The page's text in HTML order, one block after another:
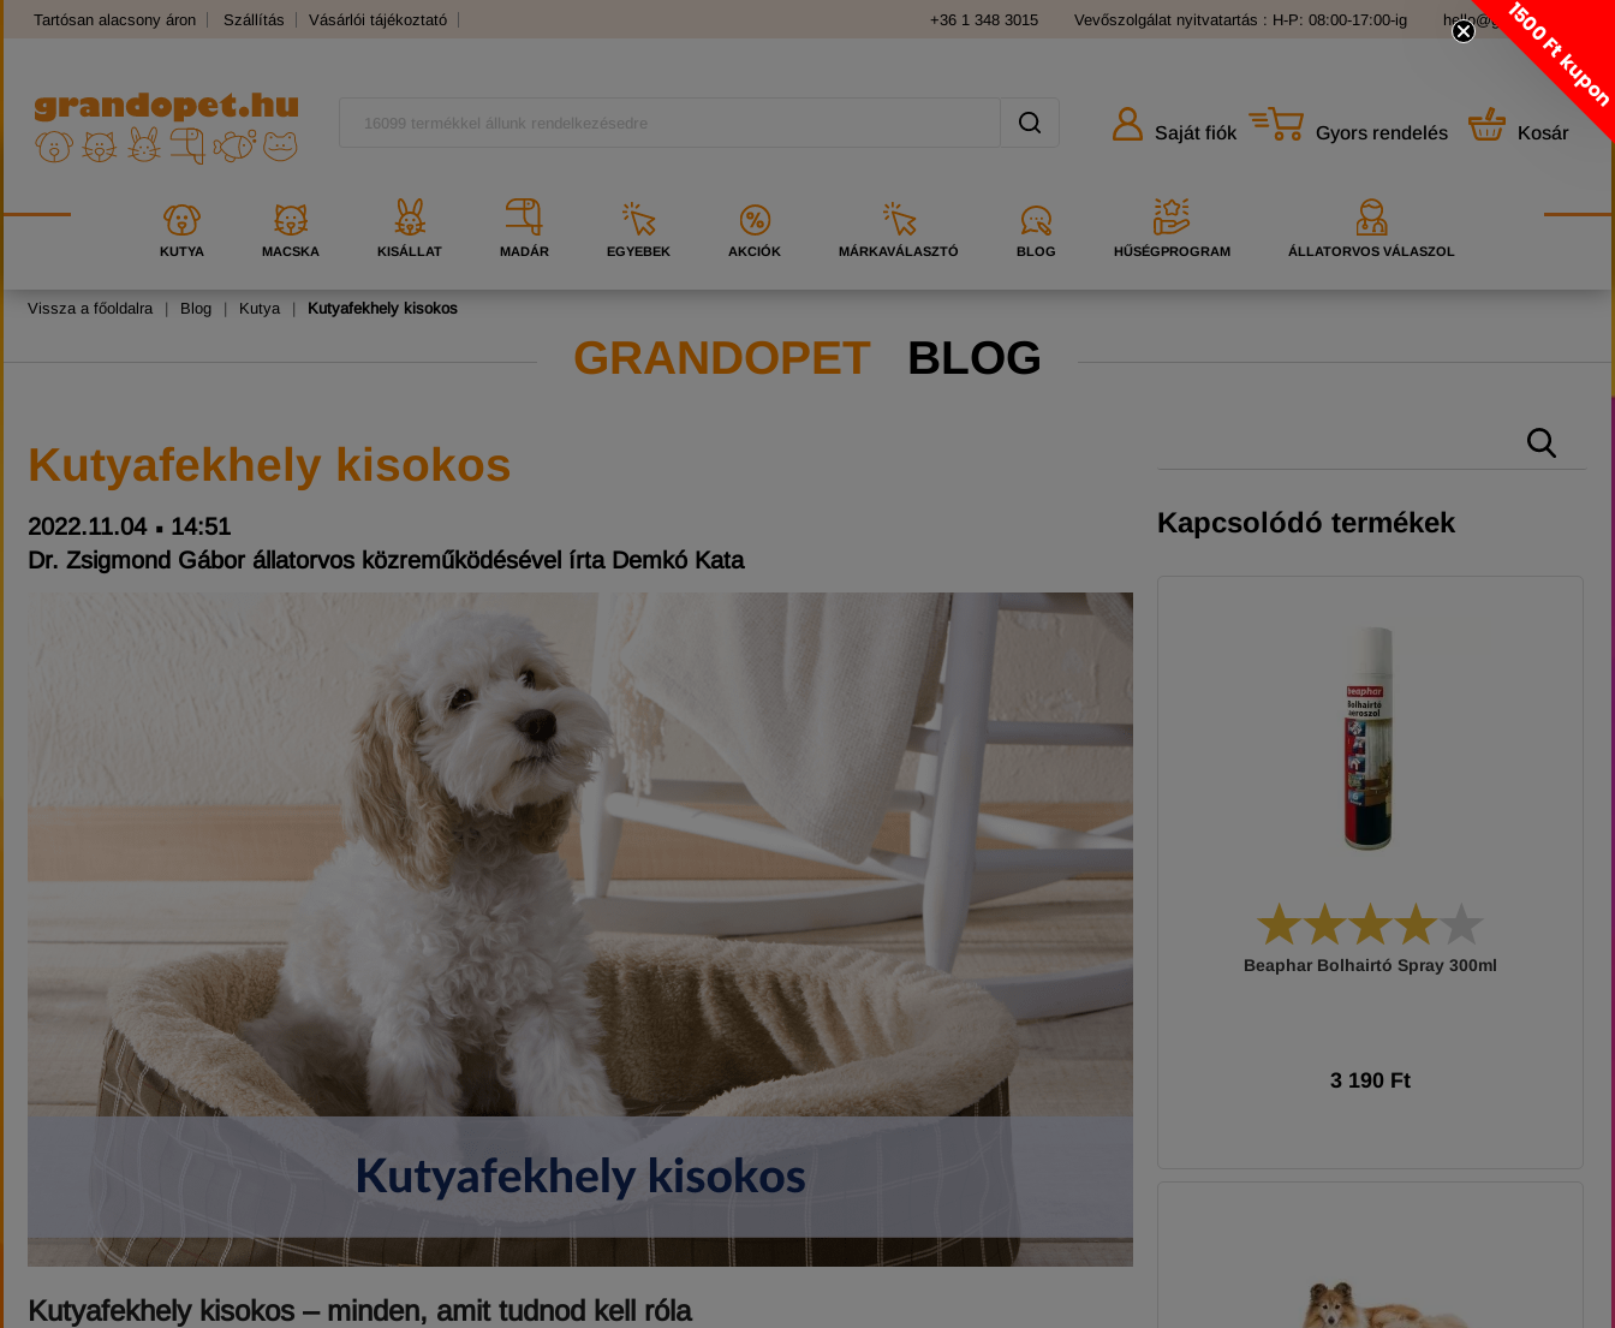
Tartósan alacsony áron Szállítás Vásárlói tájékoztató +36 1 348 3015 Vevőszolgálat nyitvatartás : H-P: 08:00-17:00-ig hello@grandopet.hu
Saját fiók Gyors rendelés Kosár
KUTYA MACSKA KISÁLLAT MADÁR EGYEBEK AKCIÓK MÁRKAVÁLASZTÓ BLOG HŰSÉGPROGRAM ÁLLATORVOS VÁLASZOL
Vissza a főoldalra | Blog | Kutya | Kutyafekhely kisokos
GRANDOPET BLOG
Kutyafekhely kisokos
2022.11.04
14:51
Dr. Zsigmond Gábor állatorvos közreműködésével írta Demkó Kata
Kutyafekhely kisokos – minden, amit tudnod kell róla
Kapcsolódó termékek
Beaphar Bolhairtó Spray 300ml
3 190 Ft
1500 Ft